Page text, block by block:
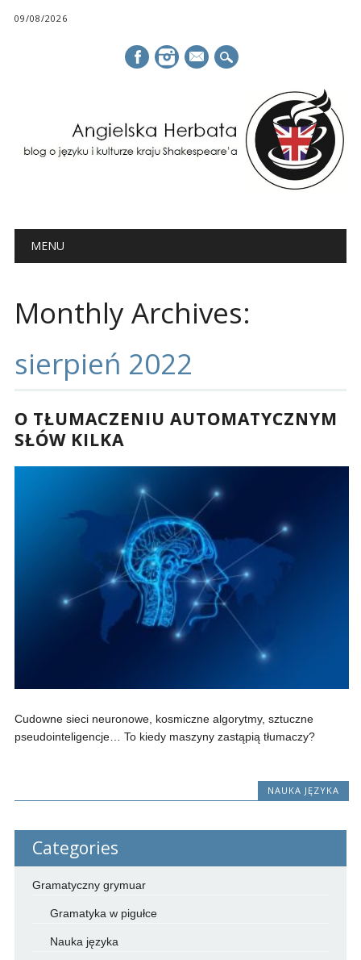
09/08/2026
mail
Main menu
MENU
Monthly Archives:
sierpień 2022
O TŁUMACZENIU AUTOMATYCZNYM
SŁÓW KILKA
Cudowne sieci neuronowe, kosmiczne algorytmy, sztuczne
pseudointeligencje… To kiedy maszyny zastąpią tłumaczy?
NAUKA JĘZYKA
Categories
Gramatyczny grymuar
Gramatyka w pigułce
Nauka języka